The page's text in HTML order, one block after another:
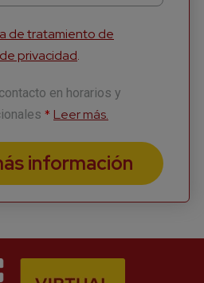
de tratamiento de
privacidad.
en horarios y
* Leer más.
información